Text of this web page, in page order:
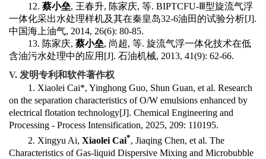
12. 蔡小垒, 王春升, 陈家庆, 等. BIPTCFU-Ⅲ 型旋流气浮
一体化采出水处理样机及其在秦皇岛32-6油田的试验分析[J].
中国海上油气, 2014, 26(6): 80-85.
13. 陈家庆, 蔡小垒, 尚超, 等. 旋流气浮一体化技术在低
含油污水处理中的应用 [J]. 石油机械, 2013, 41(9): 62-66.
V. 发明专利和软件著作权
1. Xiaolei Cai*, Yinghong Guo, Shun Guan, et al. Research
on the separation characteristics of O/W emulsions enhanced by
electrical flotation technology[J]. Chemical Engineering and
Processing - Process Intensification, 2025, 209: 110195.
2. Xingyu Ai, Xiaolei Cai*, Jiaqing Chen, et al. The
Characteristics of Gas-liquid Dispersive Mixing and Microbubble